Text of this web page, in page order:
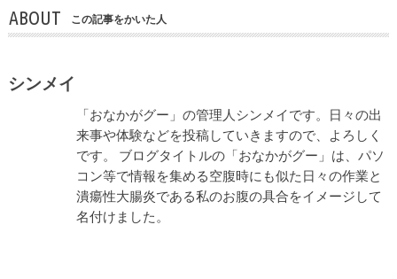
ABOUT この記事をかいた人
シンメイ
「おなかがグー」の管理人シンメイです。日々の出
来事や体験などを投稿していきますので、よろしく
です。 ブログタイトルの「おなかがグー」は、パソ
コン等で情報を集める空腹時にも似た日々の作業と
潰瘍性大腸炎である私のお腹の具合をイメージして
名付けました。